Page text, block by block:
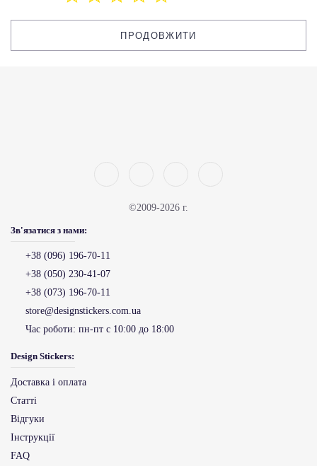
ПРОДОВЖИТИ
©2009-2026 г.
Зв'язатися з нами:
+38 (096) 196-70-11
+38 (050) 230-41-07
+38 (073) 196-70-11
store@designstickers.com.ua
Час роботи: пн-пт с 10:00 до 18:00
Design Stickers:
Доставка і оплата
Статті
Відгуки
Інструкції
FAQ